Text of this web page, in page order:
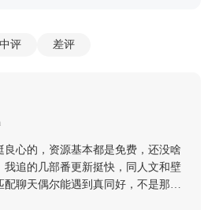
中评 差评
良心的，资源基本都是免费，还没啥
我追的几部番更新挺快，同人文和壁
配聊天偶尔能遇到真同好，不是那种
了小半年了，感觉比某些付费平台实